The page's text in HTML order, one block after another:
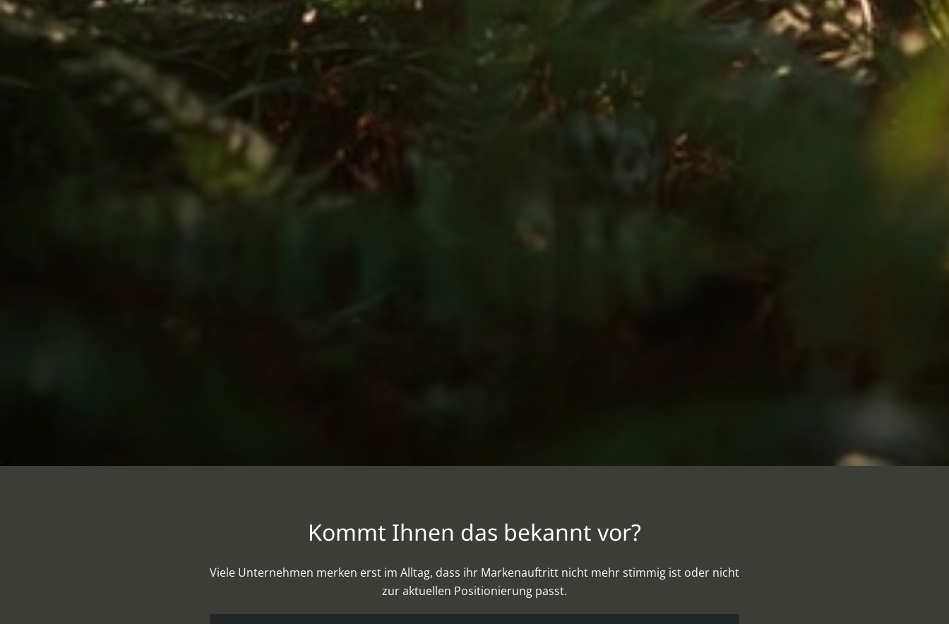
Kommt Ihnen das bekannt vor?
Viele Unternehmen merken erst im Alltag, dass ihr Markenauftritt nicht mehr stimmig ist oder nicht
zur aktuellen Positionierung passt.